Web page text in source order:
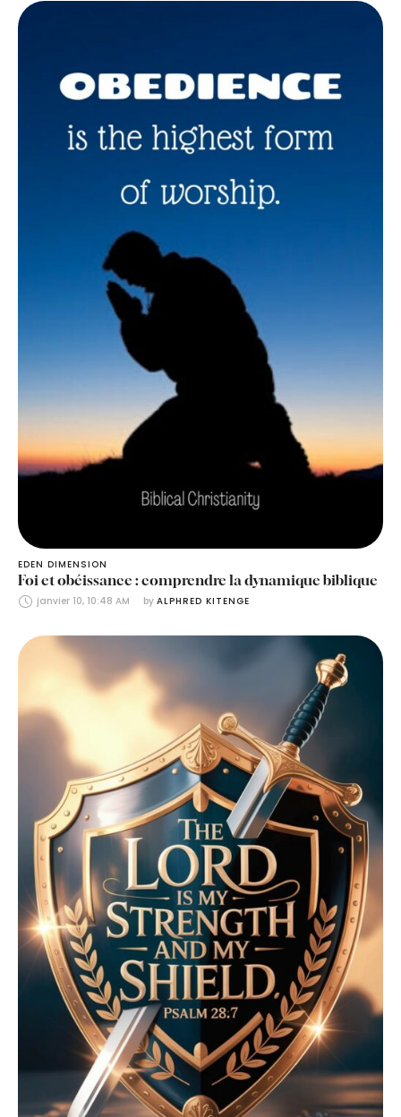
EDEN DIMENSION
Foi et obéissance : comprendre la dynamique biblique
janvier 10, 10:48 AM by ALPHRED KITENGE